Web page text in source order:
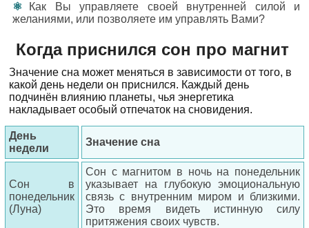
Как Вы управляете своей внутренней силой и
желаниями, или позволяете им управлять Вами?
Когда приснился сон про магнит
Значение сна может меняться в зависимости от того, в
какой день недели он приснился. Каждый день
подчинён влиянию планеты, чья энергетика
накладывает особый отпечаток на сновидения.
День
недели
Значение сна
Сон в
понедельник
(Луна)
Сон с магнитом в ночь на понедельник
указывает на глубокую эмоциональную
связь с внутренним миром и близкими.
Это время видеть истинную силу
притяжения своих чувств.